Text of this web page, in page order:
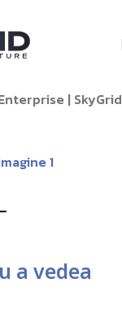
1000 lei!
| SkyGrid
a vedea